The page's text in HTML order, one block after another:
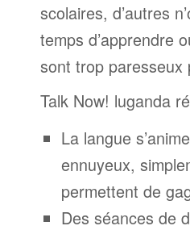
scolaires, d’autres
temps d’apprendre
sont trop paresseux
Talk Now! luganda
La langue
ennuyeux,
permettent de
Des séances de